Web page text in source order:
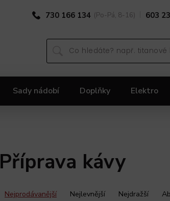
730 166 134 (Po-Pá, 8-16) 603
Sady nádobí Doplňky Elektro
Příprava kávy
Nejprodávanější Nejlevnější Nejdražší